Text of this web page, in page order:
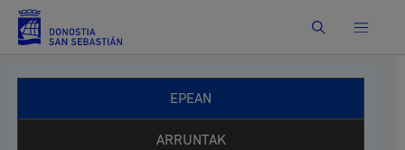
Bilatu
EPEAN
ARRUNTAK